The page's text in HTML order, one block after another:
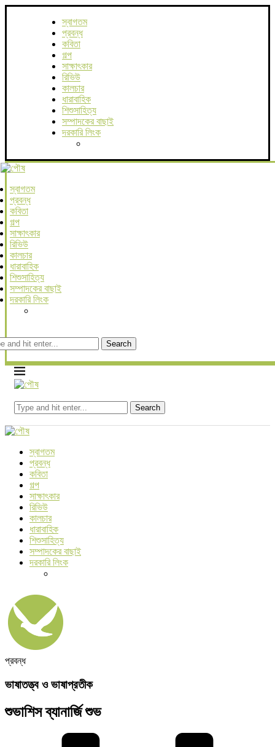
স্বাগতম
প্রবন্ধ
কবিতা
গল্প
সাক্ষাৎকার
রিভিউ
কালচার
ধারাবাহিক
শিশুসাহিত্য
সম্পাদকের বাছাই
দরকারি লিংক
স্বাগতম
প্রবন্ধ
কবিতা
গল্প
সাক্ষাৎকার
রিভিউ
কালচার
ধারাবাহিক
শিশুসাহিত্য
সম্পাদকের বাছাই
দরকারি লিংক
Search
Search
স্বাগতম
প্রবন্ধ
কবিতা
গল্প
সাক্ষাৎকার
রিভিউ
কালচার
ধারাবাহিক
শিশুসাহিত্য
সম্পাদকের বাছাই
দরকারি লিংক
প্রবন্ধ
ভাষাতত্ত্ব ও ভাষাপ্রতীক
শুভাশিস ব্যানার্জি শুভ